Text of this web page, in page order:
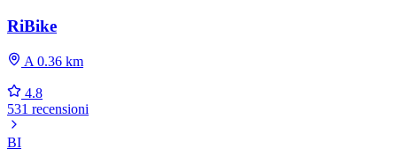
RiBike
A 0.36 km
4.8
531 recensioni
BI